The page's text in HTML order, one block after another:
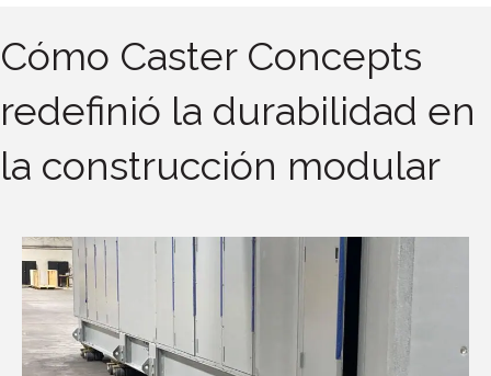
Cómo Caster Concepts
redefinió la durabilidad en
la construcción modular